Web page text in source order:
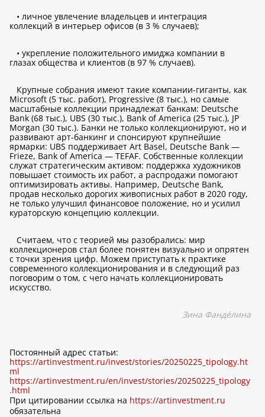
• личное увлечение владельцев и интеграция
коллекций в интерьер офисов (в 3 % случаев);
• укрепление положительного имиджа компании в
глазах общества и клиентов (в 97 % случаев).
Крупные собрания имеют такие компании-гиганты, как
Microsoft (5 тыс. работ), Progressive (8 тыс.), но самые
масштабные коллекции принадлежат банкам: Deutsche
Bank (68 тыс.), UBS (30 тыс.), Bank of America (25 тыс.), JP
Morgan (30 тыс.). Банки не только коллекционируют, но и
развивают арт-банкинг и спонсируют крупнейшие
ярмарки: UBS поддерживает Art Basel, Deutsche Bank —
Frieze, Bank of America — TEFAF. Собственные коллекции
служат стратегическим активом: поддержка художников
повышает стоимость их работ, а распродажи помогают
оптимизировать активы. Например, Deutsche Bank,
продав несколько дорогих живописных работ в 2020 году,
не только улучшил финансовое положение, но и усилил
кураторскую концепцию коллекции.
Считаем, что с теорией мы разобрались: мир
коллекционеров стал более понятен визуально и опрятен
с точки зрения цифр. Можем приступать к практике
современного коллекционирования и в следующий раз
поговорим о том, с чего начать коллекционировать
искусство.
Зина Фандéлина
Постоянный адрес статьи:
https://artinvestment.ru/invest/stories/20250225_tipology.ht
ml
https://artinvestment.ru/en/invest/stories/20250225_tipology
.html
При цитировании ссылка на https://artinvestment.ru
обязательна